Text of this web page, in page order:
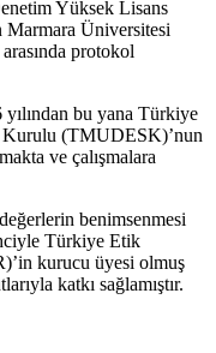
Yüksek Lisans
Üniversitesi
protokol
bu yana Türkiye
Kurulu (TMUDESK)’nun
ve çalışmalara
benimsenmesi
Türkiye Etik
kurucu üyesi olmuş
katkı sağlamıştır.